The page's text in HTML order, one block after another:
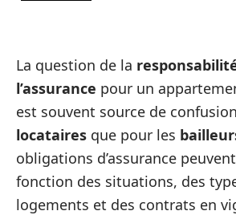
La question de la
l’assurance pour un
est souvent source de
locataires que pour les
obligations d’assurance
fonction des situations, des
logements et des contrats en